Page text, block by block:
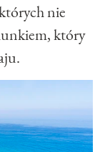
nie
który